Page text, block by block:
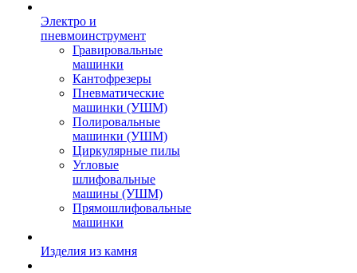
Электро и
пневмоинструмент
Гравировальные
машинки
Кантофрезеры
Пневматические
машинки (УШМ)
Полировальные
машинки (УШМ)
Циркулярные пилы
Угловые
шлифовальные
машины (УШМ)
Прямошлифовальные
машинки
Изделия из камня